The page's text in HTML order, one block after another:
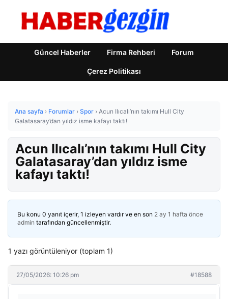
Güncel Haberler Firma Rehberi Forum
Çerez Politikası
Ana sayfa › Forumlar › Spor › Acun Ilıcalı’nın takımı Hull City
Galatasaray’dan yıldız isme kafayı taktı!
Acun Ilıcalı’nın takımı Hull City
Galatasaray’dan yıldız isme
kafayı taktı!
Bu konu 0 yanıt içerir, 1 izleyen vardır ve en son 2 ay 1 hafta önce
admin tarafından güncellenmiştir.
1 yazı görüntüleniyor (toplam 1)
27/05/2026: 10:26 pm #18588